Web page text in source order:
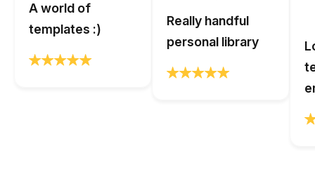
A world of
templates :)
Really handful
personal library